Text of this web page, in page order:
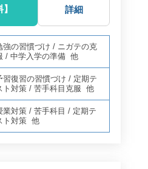
詳細
強の習慣づけ /ニガテの克
/中学入学の準備 他
習復習の習慣づけ /定期テ
ト対策 /苦手科目克服 他
業対策 /苦手科目 /定期テ
ト対策 他